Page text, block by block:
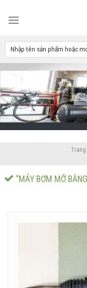
“MÁY BƠM MỠ